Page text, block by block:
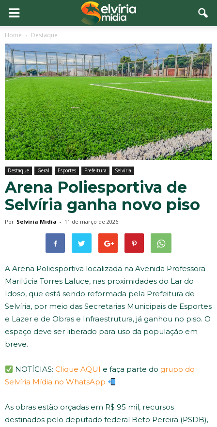
Home Destaque
Destaque Geral Esportes Prefeitura Selvíria
Arena Poliesportiva de
Selvíria ganha novo piso
Por Selvíria Midia - 11 de março de 2026
A Arena Poliesportiva localizada na Avenida Professora
Marilúcia Torres Laluce, nas proximidades do Lar do
Idoso, que está sendo reformada pela Prefeitura de
Selvíria, por meio das Secretarias Municipais de Esportes
e Lazer e de Obras e Infraestrutura, já ganhou no piso. O
espaço deve ser liberado para uso da população em
breve.
NOTÍCIAS: Clique AQUI e faça parte do grupo do
Selvíria Mídia no WhatsApp
As obras estão orçadas em R$ 95 mil, recursos
destinados pelo deputado federal Beto Pereira (PSDB),